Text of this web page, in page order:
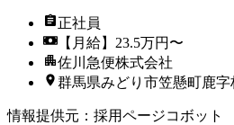
正社員
【月給】23.5万円〜
佐川急便株式会社
群馬県みどり市笠懸町鹿字
情報提供元 ： 採用ページコボット